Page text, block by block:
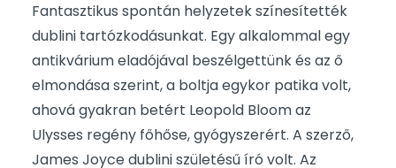
Fantasztikus spontán helyzetek színesítették
dublini tartózkodásunkat. Egy alkalommal egy
antikvárium eladójával beszélgettünk és az ő
elmondása szerint, a boltja egykor patika volt,
ahová gyakran betért Leopold Bloom az
Ulysses regény főhőse, gyógyszerért. A szerző,
James Joyce dublini születésű író volt. Az